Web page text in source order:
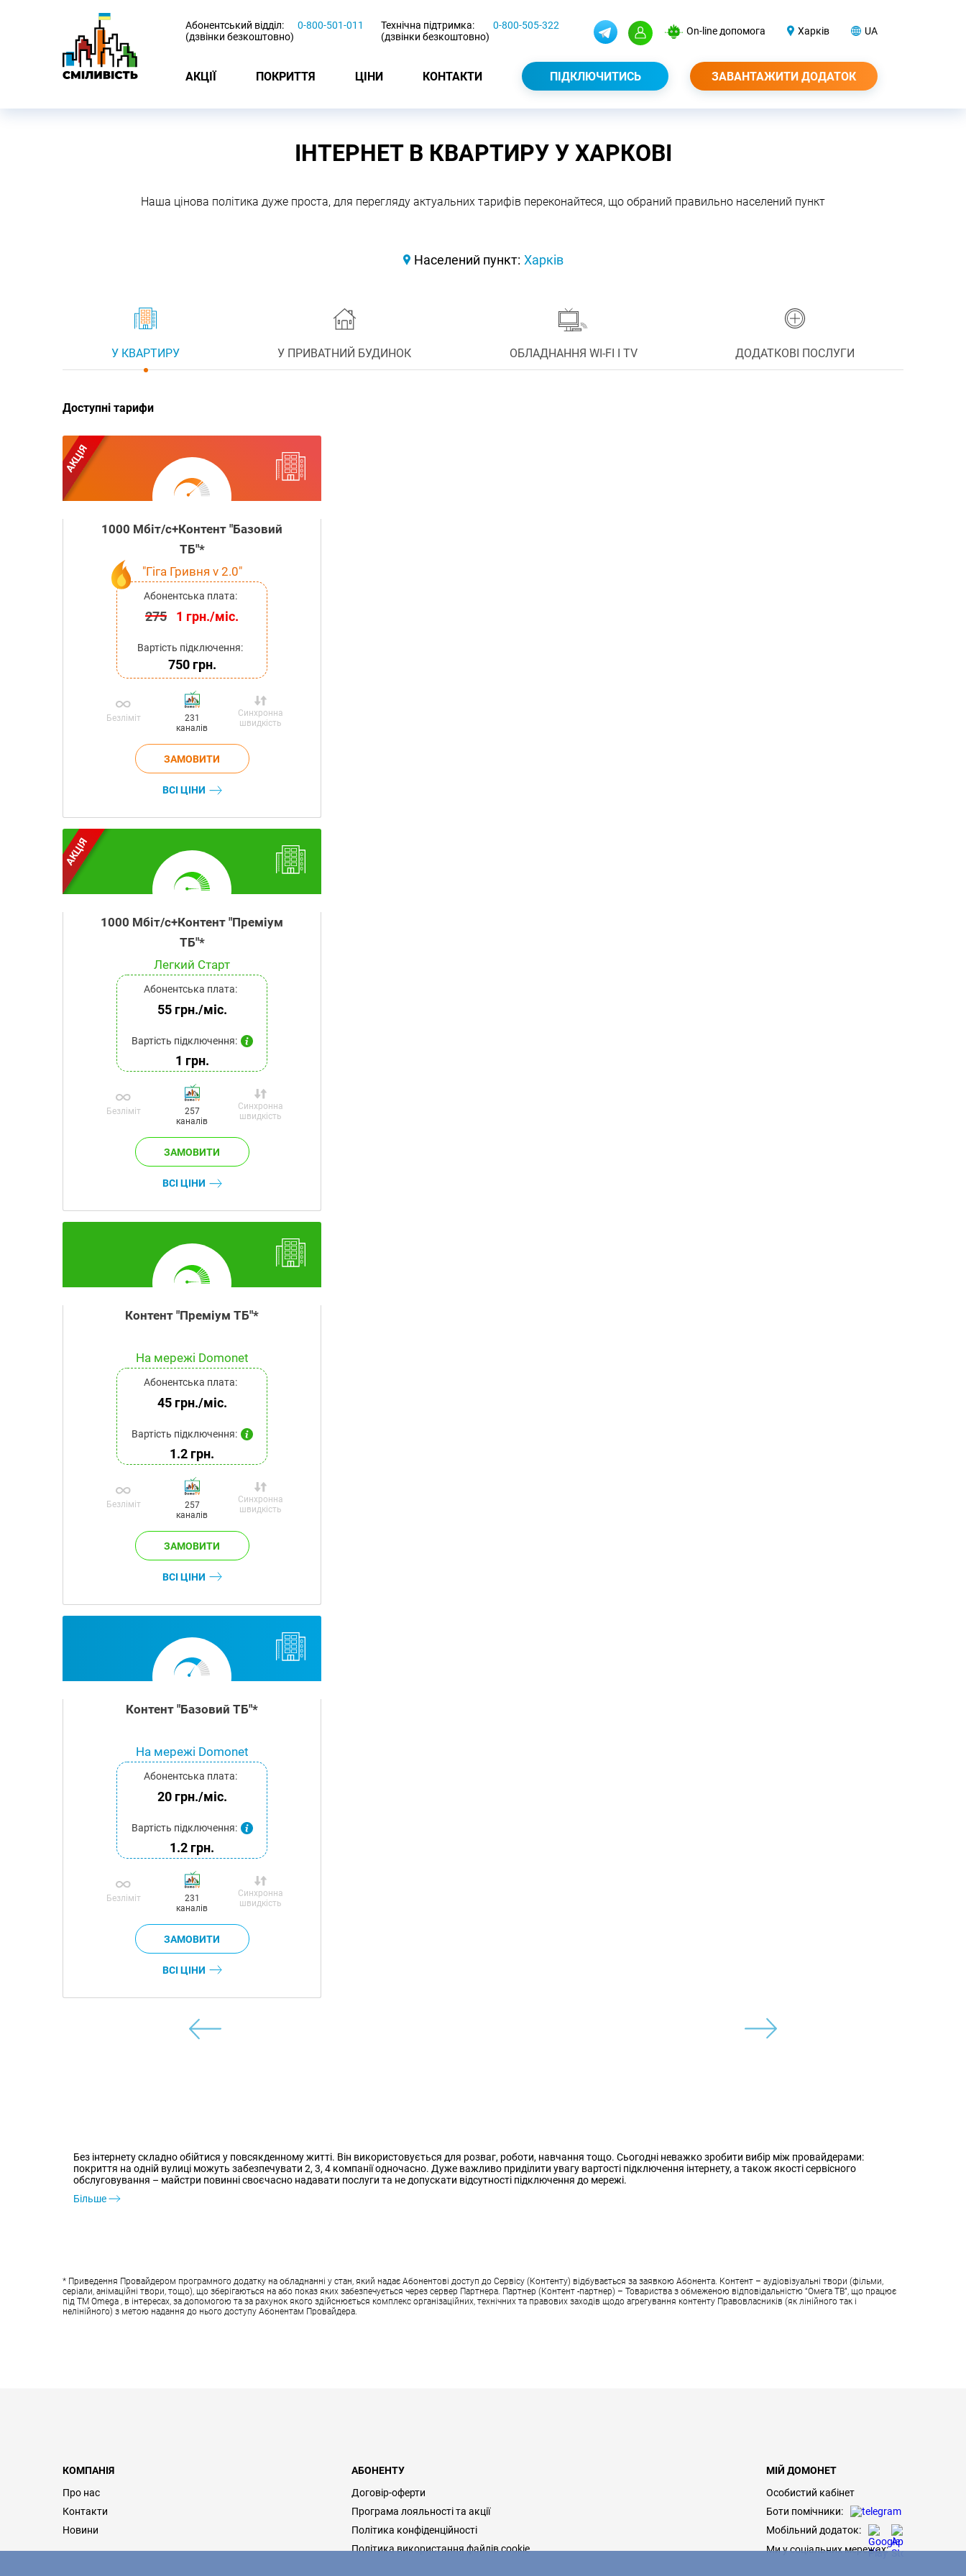
Абонентський відділ:
(дзвінки безкоштовно)
0-800-501-011
Технічна підтримка:
(дзвінки безкоштовно)
0-800-505-322 On-line допомога Харків UA
АКЦІЇ ПОКРИТТЯ ЦІНИ КОНТАКТИ ПІДКЛЮЧИТИСЬ ЗАВАНТАЖИТИ ДОДАТОК
ІНТЕРНЕТ В КВАРТИРУ У ХАРКОВІ
Наша цінова політика дуже проста, для перегляду актуальних тарифів переконайтеся, що обраний правильно населений пункт
Населений пункт: Харків
У КВАРТИРУ У ПРИВАТНИЙ БУДИНОК ОБЛАДНАННЯ WI-FI І TV ДОДАТКОВІ ПОСЛУГИ
Доступні тарифи
АКЦІЯ
1000 Мбіт/с+Контент "Базовий
ТБ"*
"Гіга Гривня v 2.0"
Абонентська плата:
275 1 грн./міс.
Вартість підключення:
750 грн.
Безліміт
231
каналів
Синхронна
швидкість
ВСІ ЦІНИ
АКЦІЯ
1000 Мбіт/с+Контент "Преміум
ТБ"*
Легкий Старт
Абонентська плата:
55 грн./міс.
Вартість підключення:
1 грн.
Безліміт
257
каналів
Синхронна
швидкість
ВСІ ЦІНИ
Контент "Преміум ТБ"*
На мережі Domonet
Абонентська плата:
45 грн./міс.
Вартість підключення:
1.2 грн.
Безліміт
257
каналів
Синхронна
швидкість
ВСІ ЦІНИ
Контент "Базовий ТБ"*
На мережі Domonet
Абонентська плата:
20 грн./міс.
Вартість підключення:
1.2 грн.
Безліміт
231
каналів
Синхронна
швидкість
ВСІ ЦІНИ
Без інтернету складно обійтися у повсякденному житті. Він використовується для розваг, роботи, навчання тощо. Сьогодні неважко зробити вибір між провайдерами:
покриття на одній вулиці можуть забезпечувати 2, 3, 4 компанії одночасно. Дуже важливо приділити увагу вартості підключення інтернету, а також якості сервісного
обслуговування – майстри повинні своєчасно надавати послуги та не допускати відсутності підключення до мережі.
Більше
* Приведення Провайдером програмного додатку на обладнанні у стан, який надає Абонентові доступ до Сервісу (Контенту) відбувається за заявкою Абонента. Контент – аудіовізуальні твори (фільми,
серіали, анімаційні твори, тощо), що зберігаються на або показ яких забезпечується через сервер Партнера. Партнер (Контент -партнер) – Товариства з обмеженою відповідальністю “Омега ТВ”, що працює
під ТМ Omega , в інтересах, за допомогою та за рахунок якого здійснюється комплекс організаційних, технічних та правових заходів щодо агрегування контенту Правовласників (як лінійного так і
нелінійного) з метою надання до нього доступу Абонентам Провайдера.
КОМПАНІЯ
Про нас
Контакти
Новини
АБОНЕНТУ
Договір-оферти
Програма лояльності та акції
Політика конфіденційності
Політика використання файлів cookie
МІЙ ДОМОНЕТ
Особистий кабінет
Боти помічники:
Мобільний додаток:
Ми у соціальних мережах: